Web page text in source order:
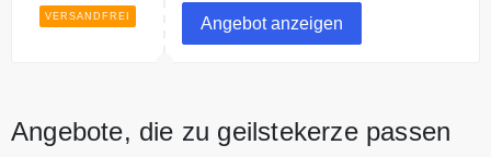
VERSANDFREI Angebot anzeigen
Angebote, die zu geilstekerze passen